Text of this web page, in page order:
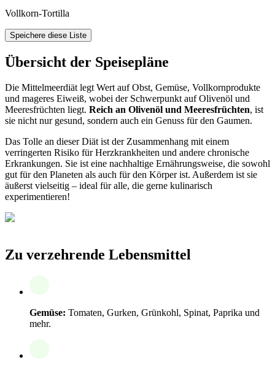
Vollkorn-Tortilla
Speichere diese Liste
Übersicht der Speisepläne
Die Mittelmeerdiät legt Wert auf Obst, Gemüse, Vollkornprodukte
und mageres Eiweiß, wobei der Schwerpunkt auf Olivenöl und
Meeresfrüchten liegt. Reich an Olivenöl und Meeresfrüchten, ist
sie nicht nur gesund, sondern auch ein Genuss für den Gaumen.
Das Tolle an dieser Diät ist der Zusammenhang mit einem
verringerten Risiko für Herzkrankheiten und andere chronische
Erkrankungen. Sie ist eine nachhaltige Ernährungsweise, die sowohl
gut für den Planeten als auch für den Körper ist. Außerdem ist sie
äußerst vielseitig – ideal für alle, die gerne kulinarisch
experimentieren!
Zu verzehrende Lebensmittel
Gemüse: Tomaten, Gurken, Grünkohl, Spinat, Paprika und
mehr.